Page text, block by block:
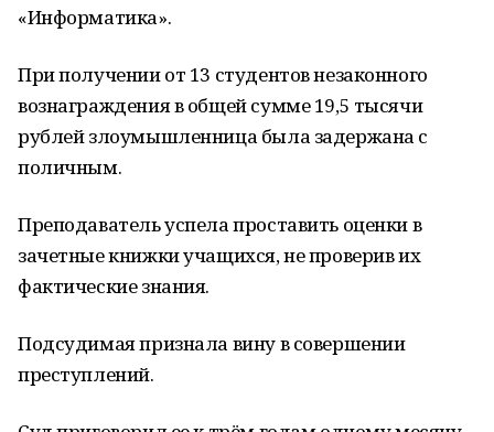
«Информатика».
При получении от 13 студентов незаконного
вознаграждения в общей сумме 19,5 тысячи
рублей злоумышленница была задержана с
поличным.
Преподаватель успела проставить оценки в
зачетные книжки учащихся, не проверив их
фактические знания.
Подсудимая признала вину в совершении
преступлений.